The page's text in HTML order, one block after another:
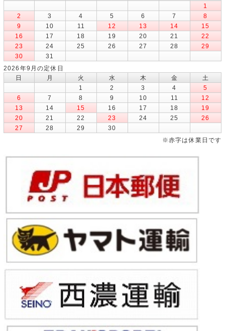
1
2
3 4 5 6 7
8
9
10 11 12 13 14
15
16
17 18 19 20 21
22
23
24 25 26 27 28
29
30
31
2026年9月の定休日
日
月 火 水 木 金
土
1
2 3 4
5
6
7 8 9 10 11
12
13
14 15 16 17 18
19
20
21 22 23 24 25
26
27
28 29
30
※赤字は休業日です